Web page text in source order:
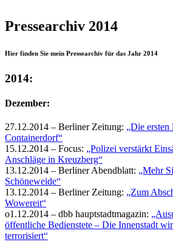
Pressearchiv 2014
Hier finden Sie mein Pressearchiv für das Jahr 2014
2014:
Dezember:
27.12.2014 – Berliner Zeitung: „Die
Containerdorf“
15.12.2014 – Focus: „Polizei verstärkt
Anschläge in Kreuzberg“
13.12.2014 – Berliner Abendblatt: „Mehr
Schöneweide“
13.12.2014 – Berliner Zeitung: „Zum
Wowereit“
o1.12.2014 – dbb hauptstadtmagazin:
öffentliche Bedienstete – Die Innenstadt
terrorisiert“